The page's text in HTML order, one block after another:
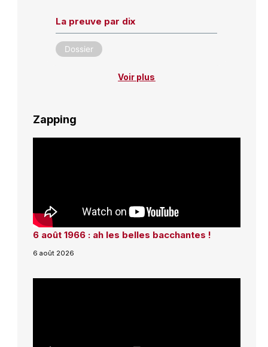
La preuve par dix
Dossier
Voir plus
Zapping
6 août 1966 : ah les belles bacchantes !
6 août 2026